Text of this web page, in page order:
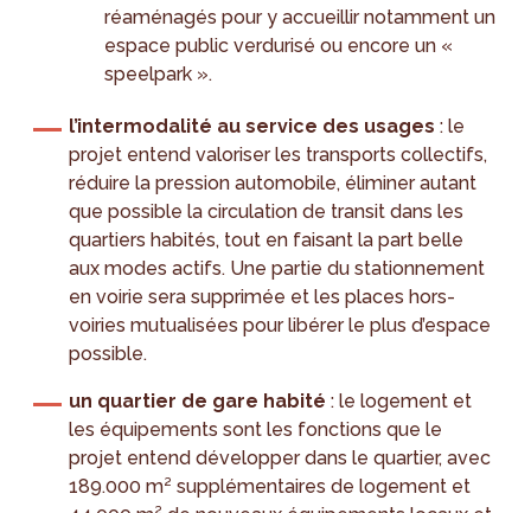
réaménagés pour y accueillir notamment un
espace public verdurisé ou encore un «
speelpark ».
l’intermodalité au service des usages : le
projet entend valoriser les transports collectifs,
réduire la pression automobile, éliminer autant
que possible la circulation de transit dans les
quartiers habités, tout en faisant la part belle
aux modes actifs. Une partie du stationnement
en voirie sera supprimée et les places hors-
voiries mutualisées pour libérer le plus d’espace
possible.
un quartier de gare habité : le logement et
les équipements sont les fonctions que le
projet entend développer dans le quartier, avec
189.000 m² supplémentaires de logement et